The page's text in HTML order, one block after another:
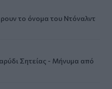
το όνομα του Ντόναλντ
Σητείας - Μήνυμα από